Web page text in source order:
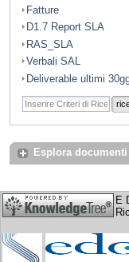
Fatture
D1.7 Report SLA
RAS_SLA
Verbali SAL
Deliverable ultimi
Esplora documenti
E